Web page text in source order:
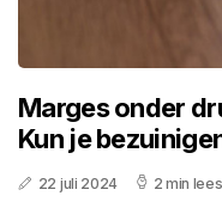
Marges onder
Kun je
22 juli 2024 2 min